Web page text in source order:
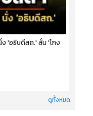
ง 'อธิบดีสถ.' ลั่น 'โกง
ดูทั้งหมด